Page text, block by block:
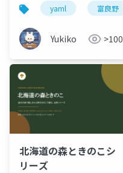
yaml 富良野
Yukiko >100
北海道の森ときのこシ
リーズ